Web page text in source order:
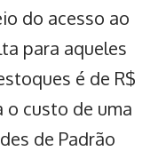
do acesso ao
para aqueles
é de R$
o custo de uma
de Padrão